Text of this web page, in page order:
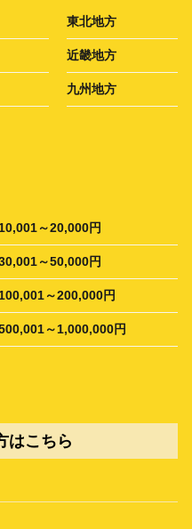
東北地方
近畿地方
九州地方
10,001～20,000円
～50,000円
100,001～200,000円
～1,000,000円
はこちら